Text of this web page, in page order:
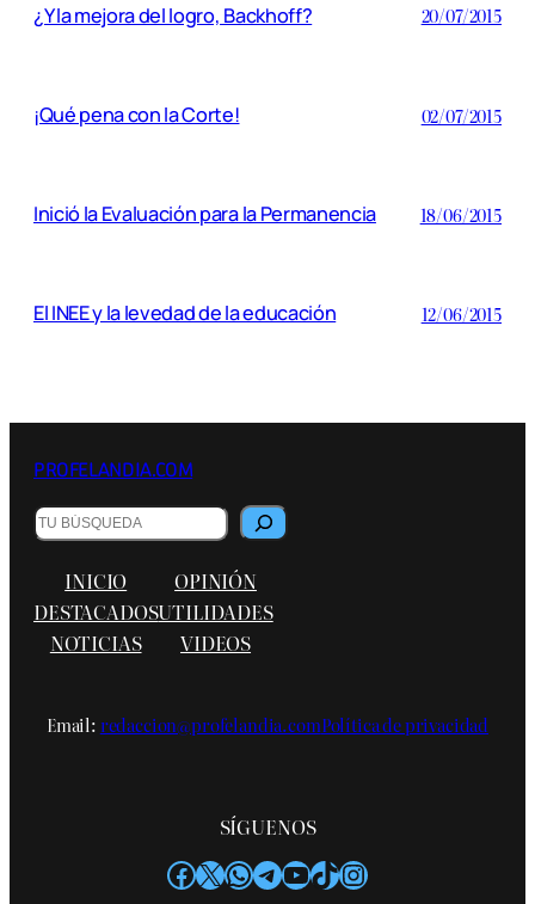
¿Y la mejora del logro, Backhoff? 20/07/2015
¡Qué pena con la Corte! 02/07/2015
Inició la Evaluación para la Permanencia 18/06/2015
El INEE y la levedad de la educación 12/06/2015
PROFELANDIA.COM
Buscar
INICIO
DESTACADOS
NOTICIAS
OPINIÓN
UTILIDADES
VIDEOS
Email:redaccion@profelandia.comPolítica de privacidad
SÍGUENOS
Facebook
X WhatsApp
Telegram
YouTube
TikTok
Instagram